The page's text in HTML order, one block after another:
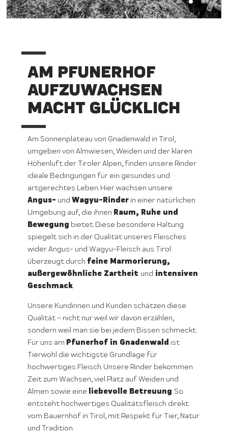
AM PFUNERHOF
AUFZUWACHSEN
MACHT GLÜCKLICH
Am Sonnenplateau von Gnadenwald in Tirol,
umgeben von Almwiesen, Weiden und der klaren
Höhenluft der Tiroler Alpen, finden unsere Rinder
ideale Bedingungen für ein gesundes und
artgerechtes Leben. Hier wachsen unsere
Angus- und Wagyu-Rinderin einer natürlichen
Umgebung auf, die ihnen Raum, Ruhe und
Bewegung bietet. Diese besondere Haltung
spiegelt sich in der Qualität unseres Fleisches
wider. Angus- und Wagyu-Fleisch aus Tirol
überzeugt durch feine Marmorierung,
außergewöhnliche Zartheit und intensiven
Geschmack.
Unsere Kundinnen und Kunden schätzen diese
Qualität – nicht nur weil wir davon erzählen,
sondern weil man sie bei jedem Bissen schmeckt.
Für uns am Pfunerhof in Gnadenwald ist
Tierwohl die wichtigste Grundlage für
hochwertiges Fleisch. Unsere Rinder bekommen
Zeit zum Wachsen, viel Platz auf Weiden und
Almen sowie eine liebevolle Betreuung. So
entsteht hochwertiges Qualitätsfleisch direkt
vom Bauernhof in Tirol, mit Respekt für Tier, Natur
und Tradition.